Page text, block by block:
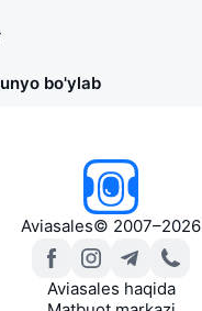
bo'ylab
Aviasales© 2007–2026
Aviasales haqida